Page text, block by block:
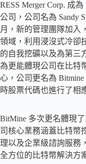
RESS Merger Corp. 成
公司，公司名為 Sandy
月，新的管理團隊加入
領域，利用浸沒式冷卻
的自我挖礦以及為第三
為更能體現公司在比特
心，公司更名為 Bitmine
時股票代碼也進行了相
BitMine 多次更名體現
司核心業務涵蓋比特幣
理以及企業級諮詢服務
全方位的比特幣解決方